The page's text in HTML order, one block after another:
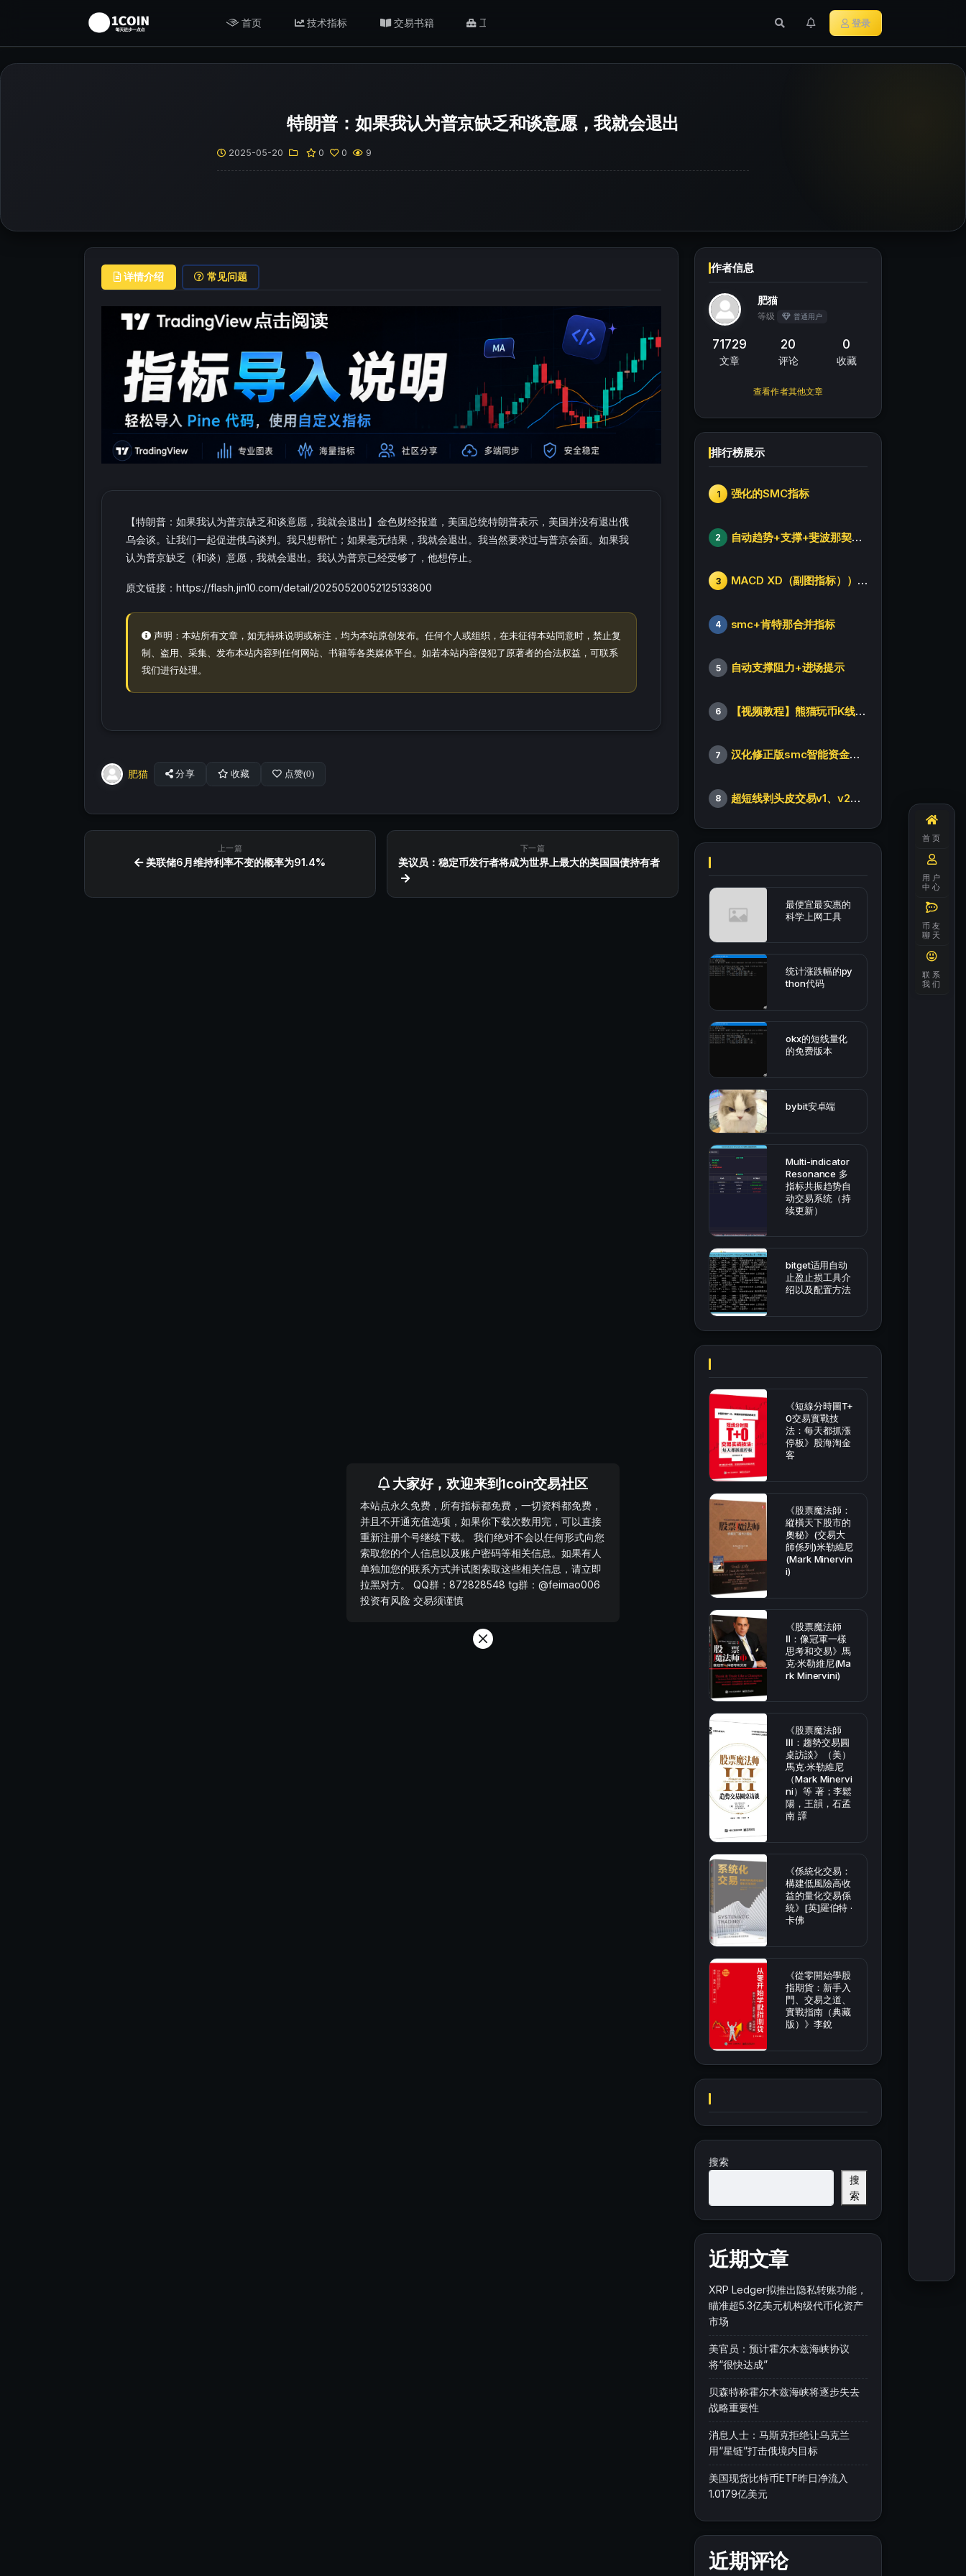
首页 技术指标 交易书籍 工具/返佣 登录
特朗普：如果我认为普京缺乏和谈意愿，我就会退出
2025-05-20 0 0 9
详情介绍 常见问题
【特朗普：如果我认为普京缺乏和谈意愿，我就会退出】金色财经报道，美国总统特朗普表示，美国并没有退出俄
乌会谈。让我们一起促进俄乌谈判。我只想帮忙；如果毫无结果，我就会退出。我当然要求过与普京会面。如果我
认为普京缺乏（和谈）意愿，我就会退出。我认为普京已经受够了，他想停止。
原文链接：https://flash.jin10.com/detail/20250520052125133800
声明：本站所有文章，如无特殊说明或标注，均为本站原创发布。任何个人或组织，在未征得本站同意时，禁止复
制、盗用、采集、发布本站内容到任何网站、书籍等各类媒体平台。如若本站内容侵犯了原著者的合法权益，可联系
我们进行处理。
肥猫 分享 收藏 点赞(0)
上一篇
美联储6月维持利率不变的概率为91.4%
下一篇
美议员：稳定币发行者将成为世界上最大的美国国债持有者
作者信息
肥猫
等级 普通用户
71729
文章
20
评论
0
收藏
查看作者其他文章
排行榜展示
1 强化的SMC指标
2 自动趋势+支撑+斐波那契+箱体
3 MACD XD（副图指标））修改版
4 smc+肯特那合并指标
5 自动支撑阻力+进场提示
6 【视频教程】熊猫玩币K线后的秘密（全集）
7 汉化修正版smc智能资金订单指标
8 超短线剥头皮交易v1、v2版本
最便宜最实惠的
科学上网工具
统计涨跌幅的py
thon代码
okx的短线量化
的免费版本
bybit安卓端
Multi-indicator
Resonance 多
指标共振趋势自
动交易系统（持
续更新）
bitget适用自动
止盈止损工具介
绍以及配置方法
《短線分時圖T+
0交易實戰技
法：每天都抓漲
停板》股海淘金
客
《股票魔法師：
縱橫天下股市的
奧秘》(交易大
師係列)米勒維尼
(Mark Minervin
i)
《股票魔法師
Ⅱ：像冠軍一樣
思考和交易》馬
克·米勒維尼(Ma
rk Minervini)
《股票魔法師
Ⅲ：趨勢交易圓
桌訪談》（美）
馬克·米勒維尼
（Mark Minervi
ni）等 著；李鬆
陽，王韻，石孟
南 譯
《係統化交易：
構建低風險高收
益的量化交易係
統》[英]羅伯特 ·
卡佛
《從零開始學股
指期貨：新手入
門、交易之道、
實戰指南（典藏
版）》李銳
搜索
搜
索
近期文章
XRP Ledger拟推出隐私转账功能，
瞄准超5.3亿美元机构级代币化资产
市场
美官员：预计霍尔木兹海峡协议
将“很快达成”
贝森特称霍尔木兹海峡将逐步失去
战略重要性
消息人士：马斯克拒绝让乌克兰
用“星链”打击俄境内目标
美国现货比特币ETF昨日净流入
1.0179亿美元
近期评论
首页
用户
中心
币友
聊天
联系
我们
大家好，欢迎来到1coin交易社区
本站点永久免费，所有指标都免费，一切资料都免费，
并且不开通充值选项，如果你下载次数用完，可以直接
重新注册个号继续下载。 我们绝对不会以任何形式向您
索取您的个人信息以及账户密码等相关信息。如果有人
单独加您的联系方式并试图索取这些相关信息，请立即
拉黑对方。 QQ群：872828548 tg群：@feimao006
投资有风险 交易须谨慎